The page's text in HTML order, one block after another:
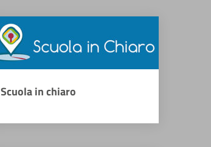
Scuola in chiaro